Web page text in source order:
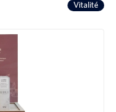
Vitalité